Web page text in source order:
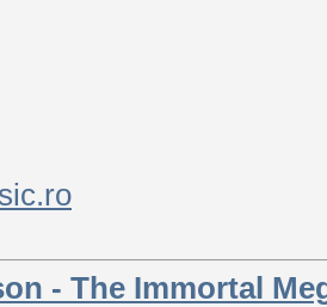
- The Immortal